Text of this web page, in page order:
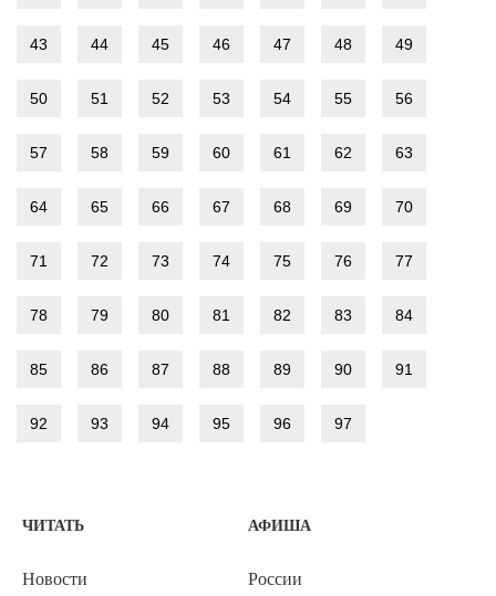
43 44 45 46 47 48 49
50 51 52 53 54 55 56
57 58 59 60 61 62 63
64 65 66 67 68 69 70
71 72 73 74 75 76 77
78 79 80 81 82 83 84
85 86 87 88 89 90 91
92 93 94 95 96 97
ЧИТАТЬ
Новости
АФИША
России